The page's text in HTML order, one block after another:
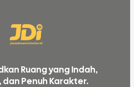
Ruang yang Indah,
dan Penuh Karakter.